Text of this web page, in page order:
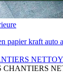
papier kraft auto
CHANTIERS